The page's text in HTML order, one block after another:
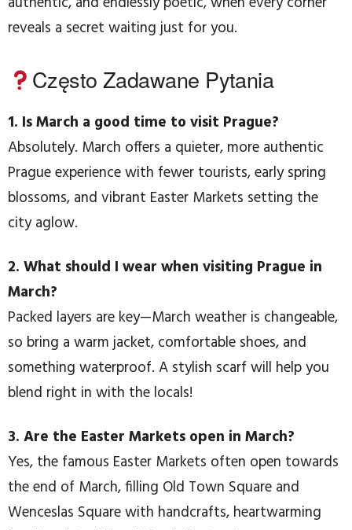
reveals a secret waiting just for you.
Często Zadawane Pytania
1. Is March a good time to visit Prague?
Absolutely. March offers a quieter, more authentic
Prague experience with fewer tourists, early spring
blossoms, and vibrant Easter Markets setting the
city aglow.
2. What should I wear when visiting Prague in
March?
Packed layers are key—March weather is changeable,
so bring a warm jacket, comfortable shoes, and
something waterproof. A stylish scarf will help you
blend right in with the locals!
3. Are the Easter Markets open in March?
Yes, the famous Easter Markets often open towards
the end of March, filling Old Town Square and
Wenceslas Square with handcrafts, heartwarming